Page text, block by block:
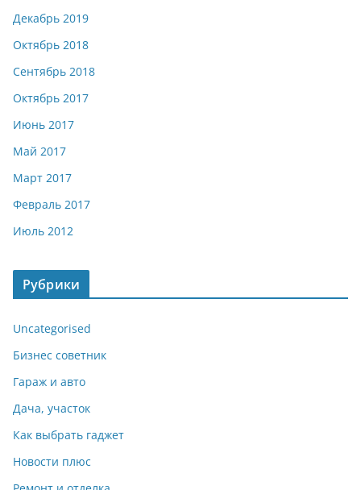
Декабрь 2019
Октябрь 2018
Сентябрь 2018
Октябрь 2017
Июнь 2017
Май 2017
Март 2017
Февраль 2017
Июль 2012
Рубрики
Uncategorised
Бизнес советник
Гараж и авто
Дача, участок
Как выбрать гаджет
Новости плюс